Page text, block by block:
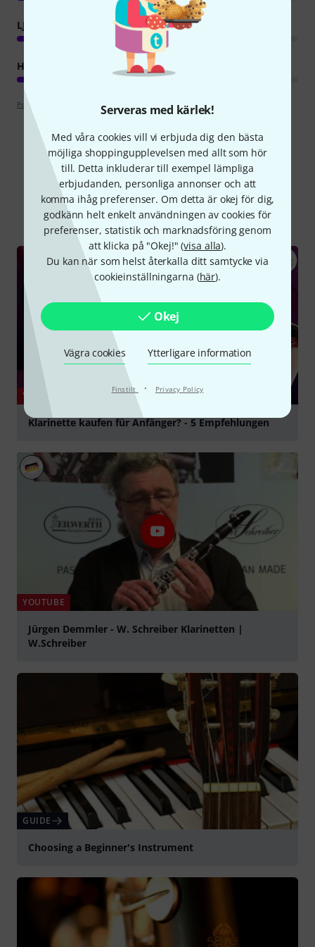
Serveras med kärlek!
Med våra cookies vill vi erbjuda dig den bästa
möjliga shoppingupplevelsen med allt som hör
till. Detta inkluderar till exempel lämpliga
erbjudanden, personliga annonser och att
komma ihåg preferenser. Om detta är okej för dig,
godkänn helt enkelt användningen av cookies för
preferenser, statistik och marknadsföring genom
att klicka på "Okej!" (visa alla).
Du kan när som helst återkalla ditt samtycke via
cookieinställningarna (här).
Okej
Vägra cookies Ytterligare information
Finstilt · Privacy Policy
LJUD
HANTVERKSKVALITET
Poängpolicy
Visste du?
Alla videos Onlineguide
YOUTUBE
Klarinette kaufen für Anfänger? - 5 Empfehlungen
YOUTUBE
Jürgen Demmler - W. Schreiber Klarinetten |
W.Schreiber
GUIDE
Choosing a Beginner's Instrument